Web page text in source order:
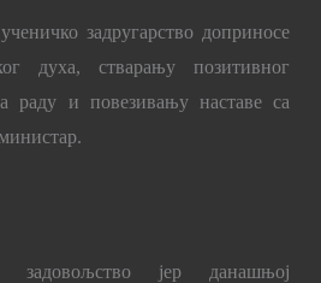
задругарство доприносе
духа, стварању позитивног
раду и повезивању наставе са
јер данашњој